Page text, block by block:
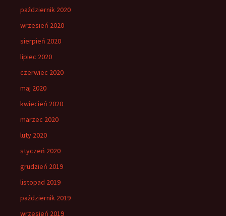
październik 2020
wrzesień 2020
sierpień 2020
lipiec 2020
czerwiec 2020
maj 2020
kwiecień 2020
marzec 2020
luty 2020
styczeń 2020
grudzień 2019
listopad 2019
październik 2019
wrzesień 2019